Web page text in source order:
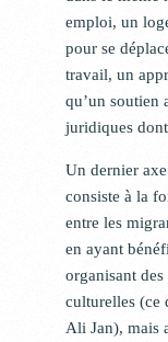
emploi, un
pour se
travail, un
qu’un soutien
juridiques
Un dernier
consiste à la
entre les
en ayant
organisant
culturelles (ce
Ali Jan), mais